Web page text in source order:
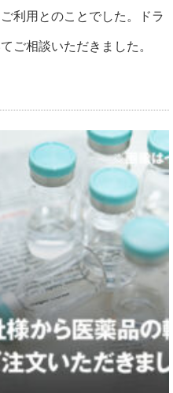
利用とのことでした。ドラ
ご相談いただきました。